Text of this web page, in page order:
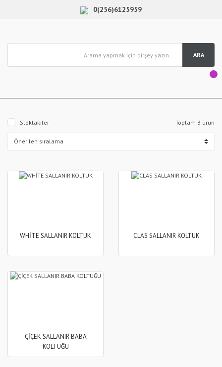
0(256)6125959
ARA
Stoktakiler Toplam 3 ürün
WHİTE SALLANIR KOLTUK CLAS SALLANIR KOLTUK
ÇİÇEK SALLANIR BABA
KOLTUĞU